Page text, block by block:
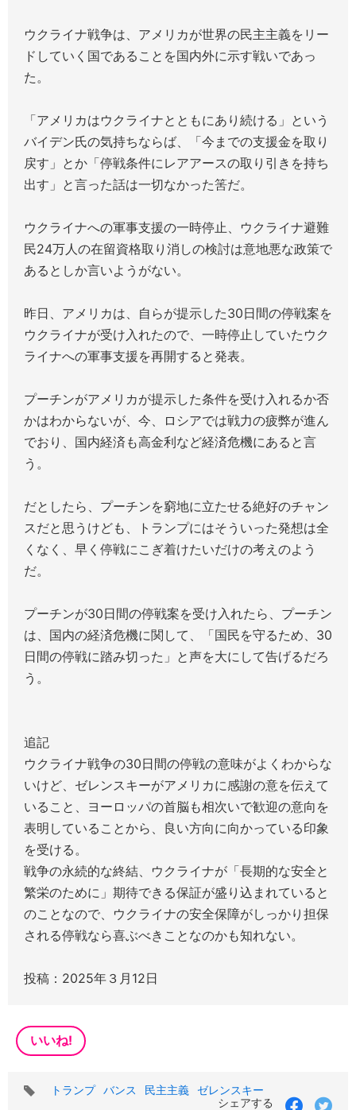
ウクライナ戦争は、アメリカが世界の民主主義をリー
ドしていく国であることを国内外に示す戦いであっ
た。
「アメリカはウクライナとともにあり続ける」という
バイデン氏の気持ちならば、「今までの支援金を取り
戻す」とか「停戦条件にレアアースの取り引きを持ち
出す」と言った話は一切なかった筈だ。
ウクライナへの軍事支援の一時停止、ウクライナ避難
民24万人の在留資格取り消しの検討は意地悪な政策で
あるとしか言いようがない。
昨日、アメリカは、自らが提示した30日間の停戦案を
ウクライナが受け入れたので、一時停止していたウク
ライナへの軍事支援を再開すると発表。
プーチンがアメリカが提示した条件を受け入れるか否
かはわからないが、今、ロシアでは戦力の疲弊が進ん
でおり、国内経済も高金利など経済危機にあると言
う。
だとしたら、プーチンを窮地に立たせる絶好のチャン
スだと思うけども、トランプにはそういった発想は全
くなく、早く停戦にこぎ着けたいだけの考えのよう
だ。
プーチンが30日間の停戦案を受け入れたら、プーチン
は、国内の経済危機に関して、「国民を守るため、30
日間の停戦に踏み切った」と声を大にして告げるだろ
う。
追記
ウクライナ戦争の30日間の停戦の意味がよくわからな
いけど、ゼレンスキーがアメリカに感謝の意を伝えて
いること、ヨーロッパの首脳も相次いで歓迎の意向を
表明していることから、良い方向に向かっている印象
を受ける。
戦争の永続的な終結、ウクライナが「長期的な安全と
繁栄のために」期待できる保証が盛り込まれていると
のことなので、ウクライナの安全保障がしっかり担保
される停戦なら喜ぶべきことなのかも知れない。
投稿：2025年３月12日
いいね!
タ
トランプ バンス 民主主義
ゼレンスキー
シェアする